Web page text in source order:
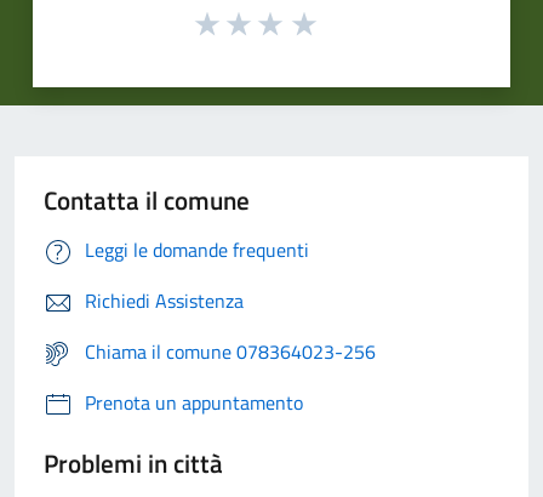
Contatta il comune
Leggi le domande frequenti
Richiedi Assistenza
Chiama il comune 078364023-256
Prenota un appuntamento
Problemi in città